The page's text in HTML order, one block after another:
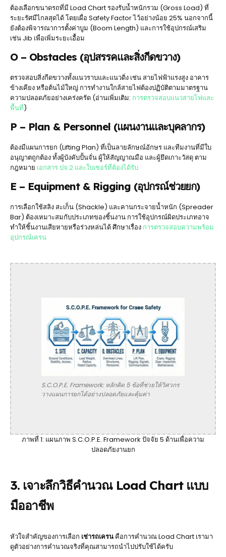
ต้องเลือกขนาดรถที่มี Load Chart รองรับน้ำหนักรวม (Gross Load) ที่
ระยะรัศมีไกลสุดได้ โดยเผื่อ Safety Factor ไว้อย่างน้อย 25% นอกจากนี้
ยังต้องพิจารณาการตั้งค่าบูม (Boom Length) และการใช้อุปกรณ์เสริม
เช่น Jib เพื่อเพิ่มระยะเอื้อม
O – Obstacles (อุปสรรคและสิ่งกีดขวาง)
ตรวจสอบสิ่งกีดขวางทั้งแนวราบและแนวดิ่ง เช่น สายไฟฟ้าแรงสูง อาคาร
ข้างเคียง หรือต้นไม้ใหญ่ การทำงานใกล้สายไฟต้องปฏิบัติตามมาตรฐาน
ความปลอดภัยอย่างเคร่งครัด (อ่านเพิ่มเติม: การตรวจสอบแนวสายไฟและ
พื้นที่)
P – Plan & Personnel (แผนงานและบุคลากร)
ต้องมีแผนการยก (Lifting Plan) ที่เป็นลายลักษณ์อักษร และทีมงานที่มีใบ
อนุญาตถูกต้อง ทั้งผู้บังคับปั้นจั่น ผู้ให้สัญญาณมือ และผู้ยึดเกาะวัสดุ ตาม
กฎหมาย เอกสาร ปจ.2 และใบเซอร์ที่ต้องได้รับ
E – Equipment & Rigging (อุปกรณ์ช่วยยก)
การเลือกใช้สลิง สะเก็น (Shackle) และคานกระจายน้ำหนัก (Spreader
Bar) ต้องเหมาะสมกับประเภทของชิ้นงาน การใช้อุปกรณ์ผิดประเภทอาจ
ทำให้ชิ้นงานเสียหายหรือร่วงหล่นได้ ศึกษาเรื่อง การตรวจสอบความพร้อม
อุปกรณ์เครน
S.C.O.P.E. Framework: หลักคิด 5 ข้อที่ช่วยให้วิศวกร
วางแผนการยกได้อย่างปลอดภัยและคุ้มค่า
ภาพที่ 1: แผนภาพ S.C.O.P.E. Framework ปัจจัย 5 ด้านเพื่อความ
ปลอดภัยงานยก
3. เจาะลึกวิธีคำนวณ Load Chart แบบ
มืออาชีพ
หัวใจสำคัญของการเลือก เช่ารถเครน คือการคำนวณ Load Chart เรามา
ดูตัวอย่างการคำนวณจริงที่คุณสามารถนำไปปรับใช้ได้ครับ